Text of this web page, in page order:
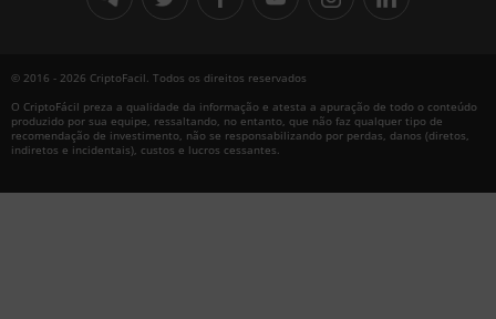
© 2016 - 2026 CriptoFacil. Todos os direitos reservados
O CriptoFácil preza a qualidade da informação e atesta a apuração de todo o conteúdo
produzido por sua equipe, ressaltando, no entanto, que não faz qualquer tipo de
recomendação de investimento, não se responsabilizando por perdas, danos (diretos,
indiretos e incidentais), custos e lucros cessantes.